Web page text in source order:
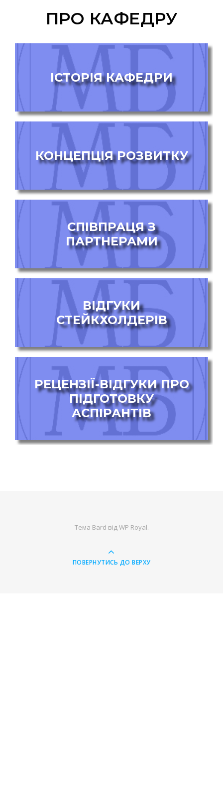
ПРО КАФЕДРУ
ІСТОРІЯ КАФЕДРИ
КОНЦЕПЦІЯ РОЗВИТКУ
СПІВПРАЦЯ З
ПАРТНЕРАМИ
ВІДГУКИ
СТЕЙКХОЛДЕРІВ
РЕЦЕНЗІЇ-ВІДГУКИ ПРО
ПІДГОТОВКУ
АСПІРАНТІВ
Тема Bard відWP Royal.
ПОВЕРНУТИСЬ ДО ВЕРХУ